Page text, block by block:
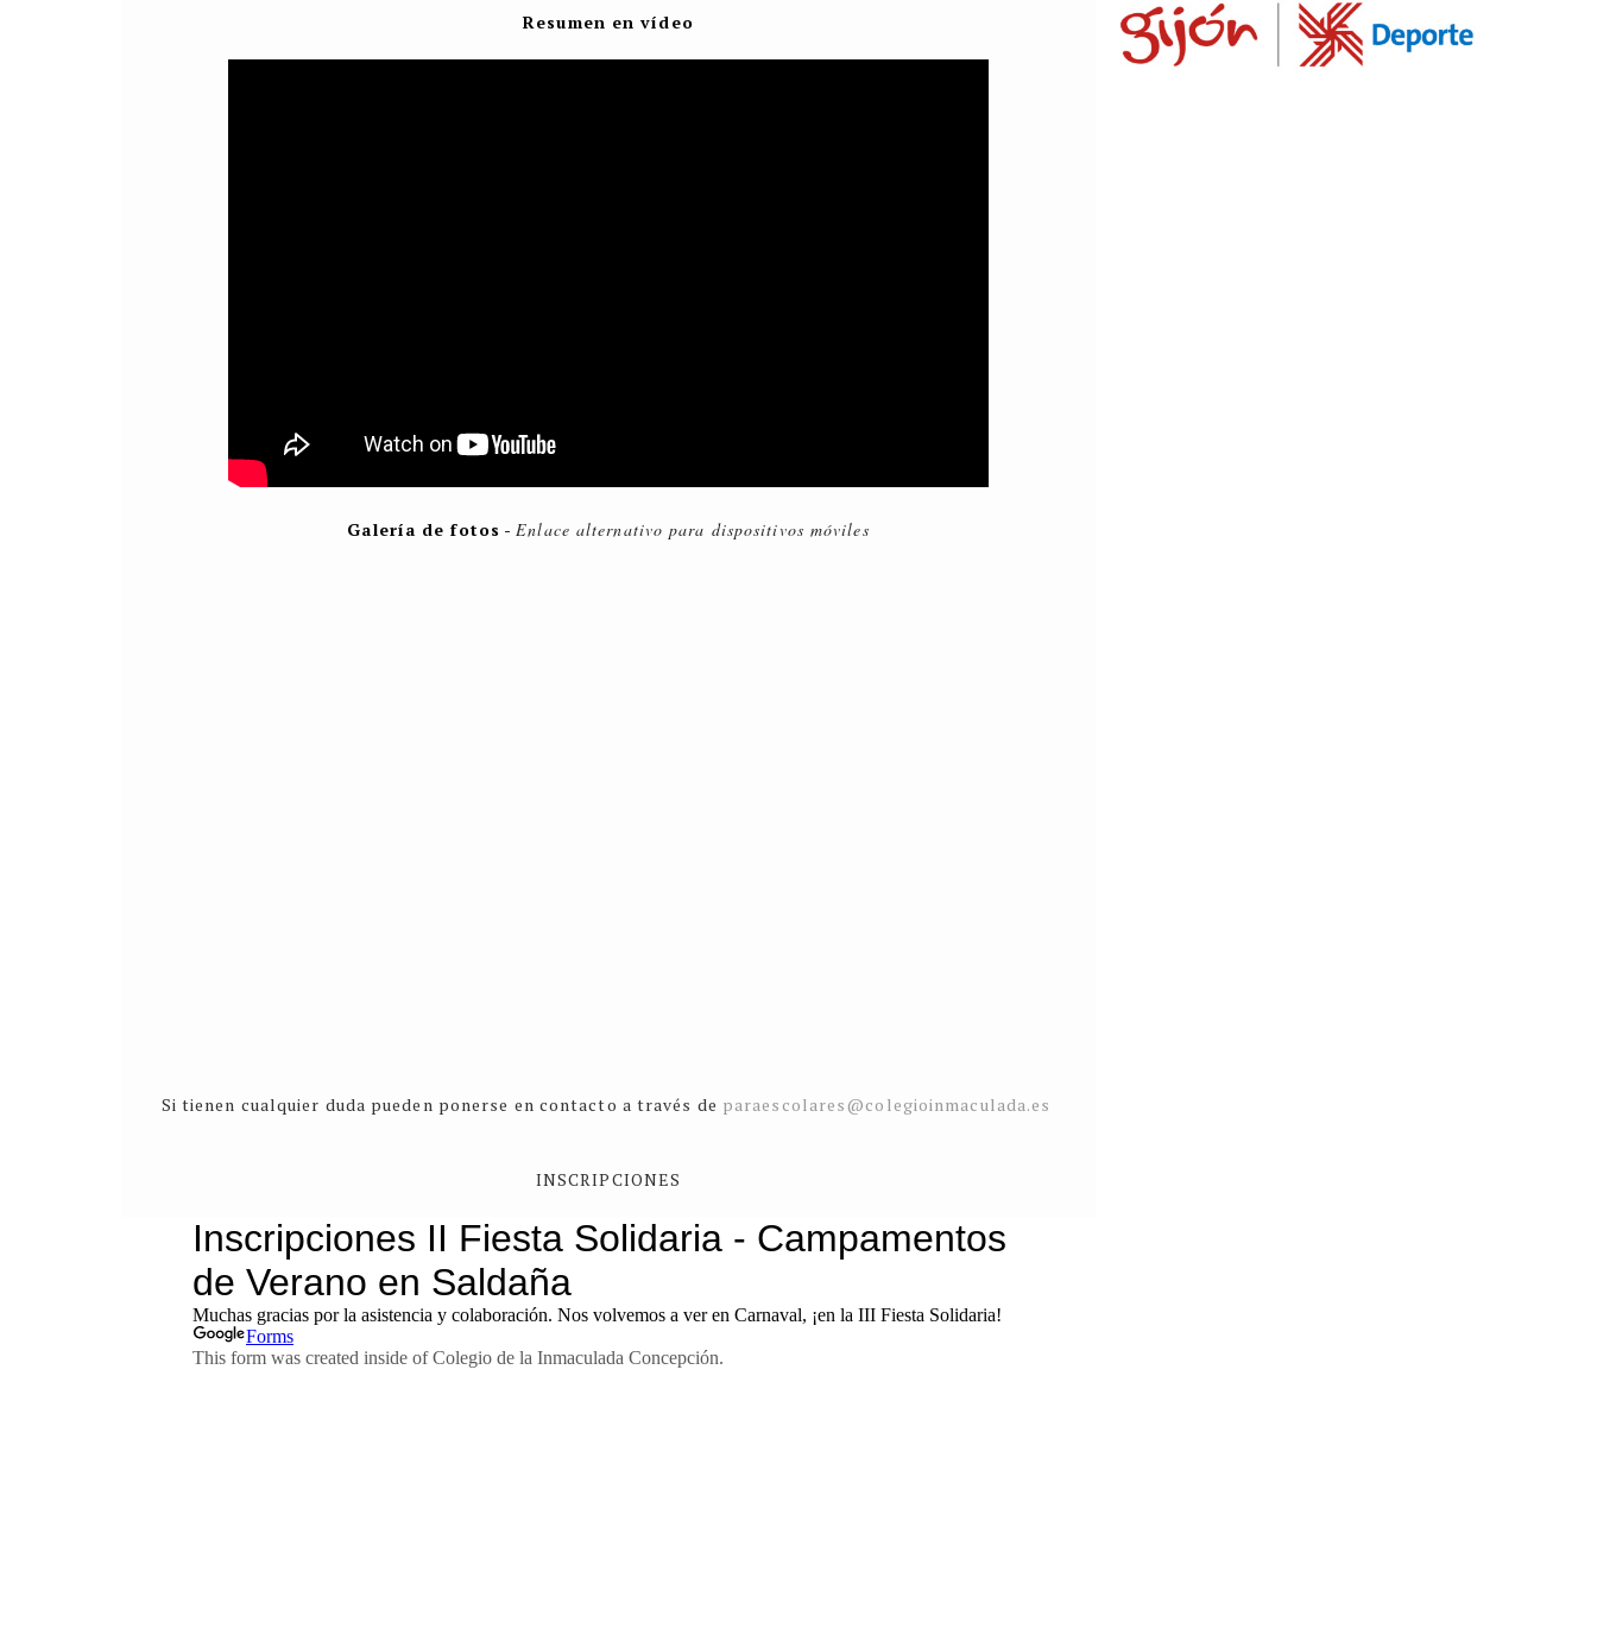
Resumen en vídeo
Galería de fotos -Enlace alternativo para dispositivos móviles
Si tienen cualquier duda pueden ponerse en contacto a través de paraescolares@colegioinmaculada.es
INSCRIPCIONES